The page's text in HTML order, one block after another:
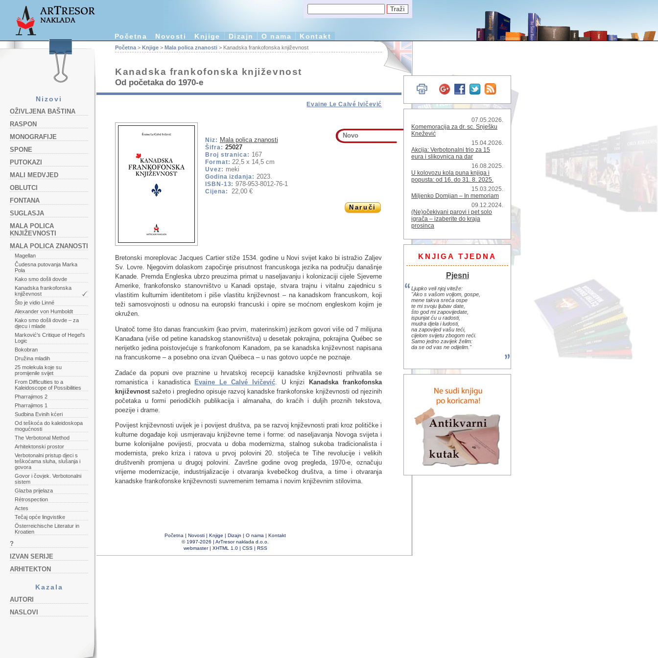
Početna Novosti Knjige Dizajn O nama Kontakt
Nizovi
OŽIVLJENA BAŠTINA
RASPON
MONOGRAFIJE
SPONE
PUTOKAZI
MALI MEDVJED
OBLUTCI
FONTANA
SUGLASJA
MALA POLICA
KNJIŽEVNOSTI
MALA POLICA ZNANOSTI
Magellan
Čudesna putovanja Marka
Pola
Kako smo došli dovde
Kanadska frankofonska
književnost
Što je vidio Linné
Alexander von Humboldt
Kako smo došli dovde – za
djecu i mlade
Marković's Critique of Hegel's
Logic
Bokobran
Družina mladih
25 molekula koje su
promijenile svijet
From Difficulties to a
Kaleidoscope of Possibilities
Pharrajimos 2
Pharrajimos 1
Sudbina Evinih kćeri
Od teškoća do kaleidoskopa
mogućnosti
The Verbotonal Method
Arhitektonski prostor
Verbotonalni pristup djeci s
teškoćama sluha, slušanja i
govora
Govor i čovjek. Verbotonalni
sistem
Glazba prijelaza
Rétrospection
Actes
Tečaj opće lingvistike
Österreichische Literatur in
Kroatien
?
IZVAN SERIJE
ARHITEKTON
Kazala
AUTORI
NASLOVI
Početna > Knjige > Mala polica znanosti > Kanadska frankofonska književnost
Kanadska frankofonska književnost
Od početaka do 1970-e
Evaine Le Calvé Ivičević
Novo
Niz: Mala polica znanosti
Šifra: 25027
Broj stranica: 167
Format: 22,5 x 14,5 cm
Uvez: meki
Godina izdanja: 2023.
ISBN-13: 978-953-8012-76-1
Cijena: 22,00 €
Naruči
Bretonski moreplovac Jacques Cartier stiže 1534. godine u Novi svijet kako bi istražio Zaljev
Sv. Lovre. Njegovim dolaskom započinje prisutnost francuskoga jezika na području današnje
Kanade. Premda Engleska ubrzo preuzima primat u naseljavanju i kolonizaciji cijele Sjeverne
Amerike, frankofonsko stanovništvo u Kanadi opstaje, stvara trajnu i vitalnu zajednicu s
vlastitim kulturnim identitetom i piše vlastitu književnost – na kanadskom francuskom, koji
teži samosvojnosti u odnosu na europski francuski i opire se moćnom engleskom kojim je
okružen.
Unatoč tome što danas francuskim (kao prvim, materinskim) jezikom govori više od 7 milijuna
Kanađana (više od petine kanadskog stanovništva) u desetak pokrajina, pokrajina Québec se
nerijetko jedina poistovjećuje s frankofonom Kanadom, pa se kanadska književnost napisana
na francuskome – a posebno ona izvan Québeca – u nas gotovo uopće ne poznaje.
Zadaće da popuni ove praznine u hrvatskoj recepciji kanadske književnosti prihvatila se
romanistica i kanadistica Evaine Le Calvé Ivičević. U knjiziKanadska frankofonska
književnost sažeto i pregledno opisuje razvoj kanadske frankofonske književnosti od njezinih
početaka u formi periodičkih publikacija i almanaha, do kraćih i duljih proznih tekstova,
poezije i drame.
Povijest književnosti uvijek je i povijest društva, pa se razvoj književnosti prati kroz političke i
kulturne događaje koji usmjeravaju književne teme i forme: od naseljavanja Novoga svijeta i
burne kolonijalne povijesti, procvata u doba modernizma, stalnog sukoba tradicionalista i
modernista, preko kriza i ratova u prvoj polovini 20. stoljeća te Tihe revolucije i velikih
društvenih promjena u drugoj polovini. Završne godine ovog pregleda, 1970-e, označuju
vrijeme modernizacije, industrijalizacije i otvaranja kvebečkog društva, a time i otvaranja
kanadske frankofonske književnosti suvremenim temama i novim književnim stilovima.
Početna | Novosti | Knjige | Dizajn | O nama | Kontakt
© 1997-2026 | ArTresor naklada d.o.o.
webmaster| XHTML 1.0| CSS| RSS
07.05.2026.
Komemoracija za dr. sc. Snješku
Knežević
15.04.2026.
Akcija: Verbotonalni trio za 15
eura i slikovnica na dar
16.08.2025.
U kolovozu kola puna knjiga i
popusta: od 16. do 31. 8. 2025.
15.03.2025.
Miljenko Domijan – In memoriam
09.12.2024.
(Ne)očekivani parovi i pet solo
igrača – izaberite do kraja
prosinca
KNJIGA TJEDNA
Pjesni
Ljupko veli njoj viteže:
"Ako s vašom voljom, gospe,
mene takva sreća ospe
te mi svoju ljubav date,
što god mi zapovijedate,
ispunjat ću u radosti,
mudra djela i ludosti,
na zapovijed vašu teći,
cijelom svijetu zbogom reći.
Samo jedno zavijek želim:
da se od vas ne odijelim."